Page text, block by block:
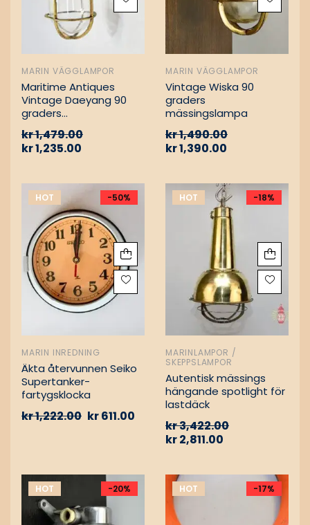
MARIN VÄGGLAMPOR
Maritime Antiques
Vintage Daeyang 90
graders
kr1,479.00
kr1,235.00
MARIN VÄGGLAMPOR
Vintage Wiska 90
graders
mässingslampa
kr1,490.00
kr1,390.00
HOT -50%
MARIN INREDNING
Äkta återvunnen Seiko
Supertanker-
fartygsklocka
kr1,222.00 kr611.00
HOT -18%
MARINLAMPOR /
SKEPPSLAMPOR
Autentisk mässings
hängande spotlight för
lastdäck
kr3,422.00
kr2,811.00
HOT -20% HOT -17%